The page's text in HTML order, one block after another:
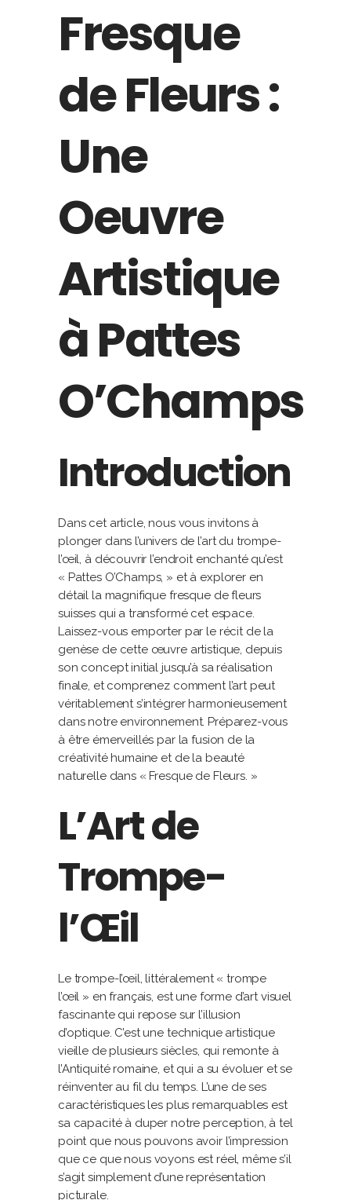
Fresque
de Fleurs :
Une
Oeuvre
Artistique
à Pattes
O’Champs
Introduction
Dans cet article, nous vous invitons à
plonger dans l’univers de l’art du trompe-
l’œil, à découvrir l’endroit enchanté qu’est
« Pattes O’Champs, » et à explorer en
détail la magnifique fresque de fleurs
suisses qui a transformé cet espace.
Laissez-vous emporter par le récit de la
genèse de cette œuvre artistique, depuis
son concept initial jusqu’à sa réalisation
finale, et comprenez comment l’art peut
véritablement s’intégrer harmonieusement
dans notre environnement. Préparez-vous
à être émerveillés par la fusion de la
créativité humaine et de la beauté
naturelle dans « Fresque de Fleurs. »
L’Art de
Trompe-
l’Œil
Le trompe-l’œil, littéralement « trompe
l’œil » en français, est une forme d’art visuel
fascinante qui repose sur l’illusion
d’optique. C’est une technique artistique
vieille de plusieurs siècles, qui remonte à
l’Antiquité romaine, et qui a su évoluer et se
réinventer au fil du temps. L’une de ses
caractéristiques les plus remarquables est
sa capacité à duper notre perception, à tel
point que nous pouvons avoir l’impression
que ce que nous voyons est réel, même s’il
s’agit simplement d’une représentation
picturale.